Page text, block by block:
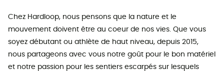
Chez Hardloop, nous pensons que la nature et le
mouvement doivent être au coeur de nos vies. Que vous
soyez débutant ou athlète de haut niveau, depuis 2015,
nous partageons avec vous notre goût pour le bon matériel
et notre passion pour les sentiers escarpés sur lesquels